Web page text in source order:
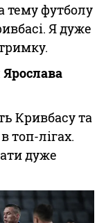
тему футболу
Я дуже
Кривбасу та
топ-лігах.
дуже